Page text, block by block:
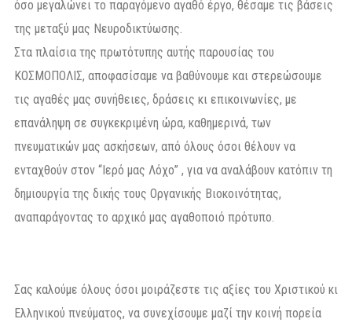
όσο μεγαλώνει το παραγόμενο αγαθό έργο, θέσαμε τις βάσεις
της μεταξύ μας Νευροδικτύωσης.
Στα πλαίσια της πρωτότυπης αυτής παρουσίας του
ΚΟΣΜΟΠΟΛΙΣ, αποφασίσαμε να βαθύνουμε και στερεώσουμε
τις αγαθές μας συνήθειες, δράσεις κι επικοινωνίες, με
επανάληψη σε συγκεκριμένη ώρα, καθημερινά, των
πνευματικών μας ασκήσεων, από όλους όσοι θέλουν να
ενταχθούν στον “Ιερό μας Λόχο” , για να αναλάβουν κατόπιν τη
δημιουργία της δικής τους Οργανικής Βιοκοινότητας,
αναπαράγοντας το αρχικό μας αγαθοποιό πρότυπο.
Σας καλούμε όλους όσοι μοιράζεστε τις αξίες του Χριστικού κι
Ελληνικού πνεύματος, να συνεχίσουμε μαζί την κοινή πορεία